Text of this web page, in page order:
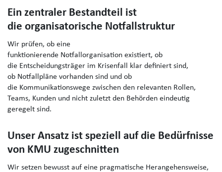
Ein zentraler Bestandteil ist
die organisatorische Notfallstruktur
Wir prüfen, ob eine
funktionierende Notfallorganisation existiert, ob
die Entscheidungsträger im Krisenfall klar definiert sind,
ob Notfallpläne vorhanden sind und ob
die Kommunikationswege zwischen den relevanten Rollen,
Teams, Kunden und nicht zuletzt den Behörden eindeutig
geregelt sind.
Unser Ansatz ist speziell auf die Bedürfnisse
von KMU zugeschnitten
Wir setzen bewusst auf eine pragmatische Herangehensweise,